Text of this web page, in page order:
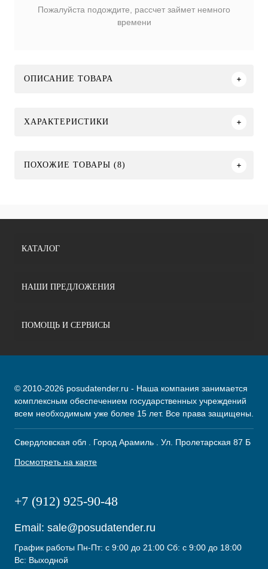
Пожалуйста подождите, рассчет займет немного
времени
ОПИСАНИЕ ТОВАРА
ХАРАКТЕРИСТИКИ
ПОХОЖИЕ ТОВАРЫ (8)
КАТАЛОГ
НАШИ ПРЕДЛОЖЕНИЯ
ПОМОЩЬ И СЕРВИСЫ
© 2010-2026 posudatender.ru - Наша компания занимается
комплексным обеспечением государственных учреждений
всем необходимым уже более 15 лет. Все права защищены.
Свердловская обл . Город Арамиль . Ул. Пролетарская 87 Б
Посмотреть на карте
+7 (912) 925-90-48
Email: sale@posudatender.ru
График работы Пн-Пт: с 9:00 до 21:00 Сб: с 9:00 до 18:00
Вс: Выходной